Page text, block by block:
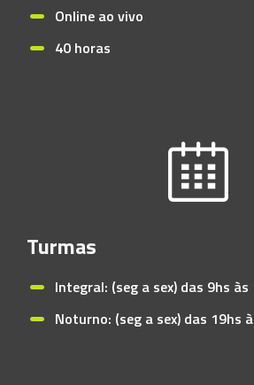
Online ao vivo
40 horas
Turmas
Integral: (seg a sex) das 9hs às
Noturno: (seg a sex) das 19hs